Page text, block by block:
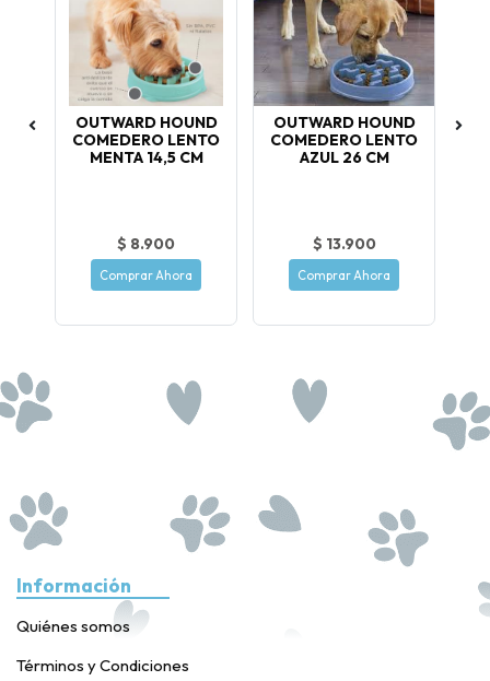
OUTWARD HOUND
COMEDERO LENTO
MENTA 14,5 CM
$ 8.900
Comprar Ahora
OUTWARD HOUND
COMEDERO LENTO
AZUL 26 CM
$ 13.900
Comprar Ahora
Información
Quiénes somos
Términos y Condiciones